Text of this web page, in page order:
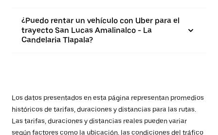
¿Puedo rentar un vehículo con Uber para el
trayecto San Lucas Amalinalco - La
Candelaria Tlapala?
Los datos presentados en esta página representan promedios
históricos de tarifas, duraciones y distancias para las rutas.
Las tarifas, duraciones y distancias reales pueden variar
según factores como la ubicación, las condiciones del tráfico